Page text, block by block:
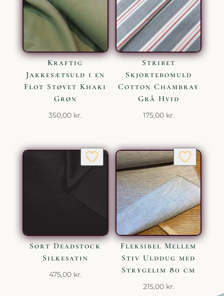
Kraftig
Jakkesætsuld i en
Flot Støvet Khaki
Grøn
350,00 kr.
Stribet
Skjortebomuld
Cotton Chambray
Grå Hvid
175,00 kr.
Sort Deadstock
Silkesatin
475,00 kr.
Fleksibel Mellem
Stiv Ulddug med
Strygelim 80 cm
215,00 kr.